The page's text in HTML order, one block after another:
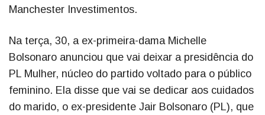
Manchester Investimentos.
Na terça, 30, a ex-primeira-dama Michelle
Bolsonaro anunciou que vai deixar a presidência do
PL Mulher, núcleo do partido voltado para o público
feminino. Ela disse que vai se dedicar aos cuidados
do marido, o ex-presidente Jair Bolsonaro (PL), que